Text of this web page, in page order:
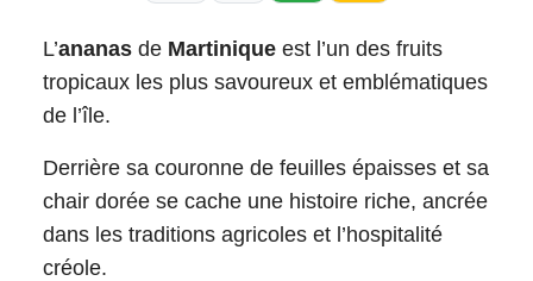
L’ananas de Martinique est l’un des fruits
tropicaux les plus savoureux et emblématiques
de l’île.
Derrière sa couronne de feuilles épaisses et sa
chair dorée se cache une histoire riche, ancrée
dans les traditions agricoles et l’hospitalité
créole.